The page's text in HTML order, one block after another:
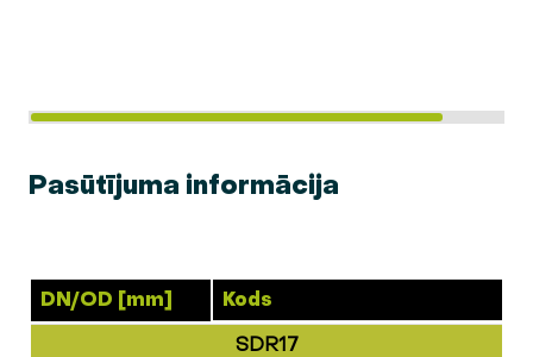
Pasūtījuma informācija
DN/OD [mm] Kods
SDR17